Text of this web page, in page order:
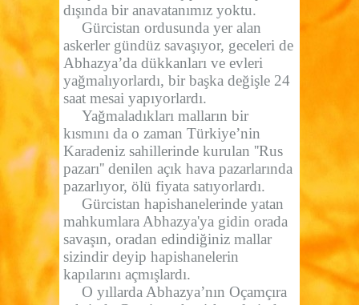
dışında bir anavatanımız yoktu.
Gürcistan ordusunda yer alan
askerler gündüz savaşıyor, geceleri de
Abhazya’da dükkanları ve evleri
yağmalıyorlardı, bir başka değişle 24
saat mesai yapıyorlardı.
Yağmaladıkları malların bir
kısmını da o zaman Türkiye’nin
Karadeniz sahillerinde kurulan ''Rus
pazarı'' denilen açık hava pazarlarında
pazarlıyor, ölü fiyata satıyorlardı.
Gürcistan hapishanelerinde yatan
mahkumlara Abhazya'ya gidin orada
savaşın, oradan edindiğiniz mallar
sizindir deyip hapishanelerin
kapılarını açmışlardı.
O yıllarda Abhazya’nın Oçamçıra